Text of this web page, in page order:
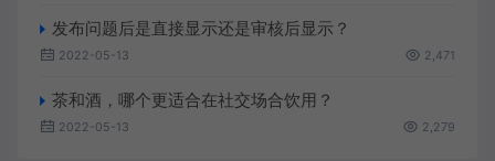
发布问题后是直接显示还是审核后显示？
2022-05-13 2,471
茶和酒，哪个更适合在社交场合饮用？
2022-05-13 2,279